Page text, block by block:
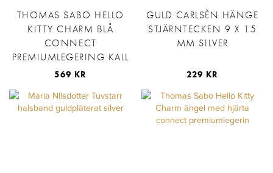
THOMAS SABO HELLO
KITTY CHARM BLÅ
CONNECT
PREMIUMLEGERING KALL
569 KR
GULD CARLSÈN HÄNGE
STJÄRNTECKEN 9 X 15
MM SILVER
229 KR